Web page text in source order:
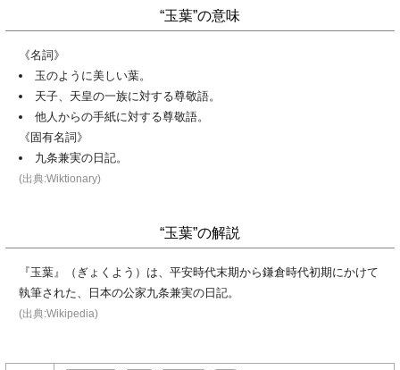
“玉葉”の意味
《名詞》
玉のように美しい葉。
天子、天皇の一族に対する尊敬語。
他人からの手紙に対する尊敬語。
《固有名詞》
九条兼実の日記。
(出典:Wiktionary)
“玉葉”の解説
『玉葉』（ぎょくよう）は、平安時代末期から鎌倉時代初期にかけて
執筆された、日本の公家九条兼実の日記。
(出典:Wikipedia)